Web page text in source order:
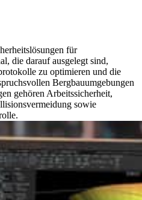
für
die darauf ausgelegt sind,
zu optimieren und die
Bergbauumgebungen
gehören Arbeitssicherheit,
sowie